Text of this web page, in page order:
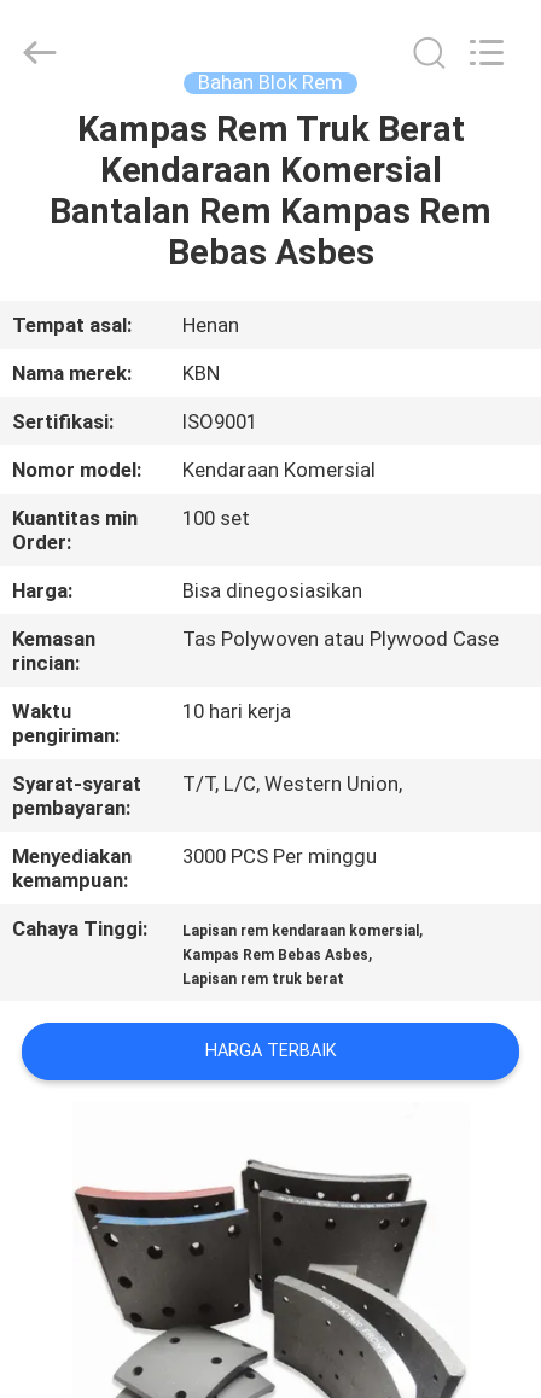
RUMAH
PRODUK
KAMI
PABRIK
KONTROL
KUALITAS
HUBUNGI
KAMI
PERMINTAAN
PENAWARAN
SITEMAP
PRIVACY
Bahan Blok Rem
Kampas Rem Truk Berat
Kendaraan Komersial
Bantalan Rem Kampas Rem
Bebas Asbes
Tempat asal:
Henan
Nama merek:
KBN
Sertifikasi:
ISO9001
Nomor model:
Kendaraan Komersial
Kuantitas min
Order:
100 set
Harga:
Bisa dinegosiasikan
Kemasan
rincian:
Tas Polywoven atau Plywood Case
Waktu
pengiriman:
10 hari kerja
Syarat-syarat
pembayaran:
T/T, L/C, Western Union,
Menyediakan
kemampuan:
3000 PCS Per minggu
Cahaya Tinggi: Lapisan rem kendaraan komersial ,
Kampas Rem Bebas Asbes,
Lapisan rem truk berat
HARGA TERBAIK